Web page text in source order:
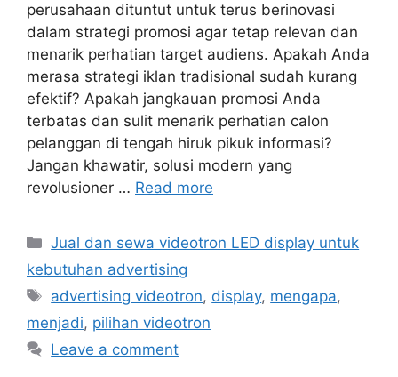
perusahaan dituntut untuk terus berinovasi
dalam strategi promosi agar tetap relevan dan
menarik perhatian target audiens. Apakah Anda
merasa strategi iklan tradisional sudah kurang
efektif? Apakah jangkauan promosi Anda
terbatas dan sulit menarik perhatian calon
pelanggan di tengah hiruk pikuk informasi?
Jangan khawatir, solusi modern yang
revolusioner … Read more
Categories
Jual dan sewa videotron LED display untuk
kebutuhan advertising
Tags
advertising videotron, display, mengapa,
menjadi, pilihan videotron
Leave a comment